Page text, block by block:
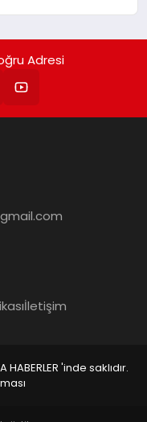
Adresi
İletişim
'inde saklıdır.